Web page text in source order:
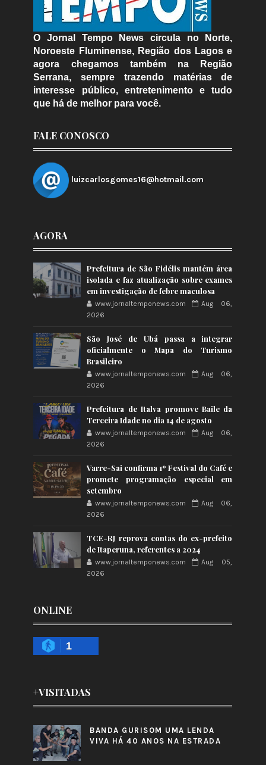
O Jornal Tempo News circula no Norte,
Noroeste Fluminense, Região dos Lagos e
agora chegamos também na Região
Serrana, sempre trazendo matérias de
interesse público, entretenimento e tudo
que há de melhor para você.
FALE CONOSCO
luizcarlosgomes16@hotmail.com
AGORA
Prefeitura de São Fidélis mantém área
isolada e faz atualização sobre exames
em investigação de febre maculosa
www.jornaltemponews.com
Aug 06,
2026
São José de Ubá passa a integrar
oficialmente o Mapa do Turismo
Brasileiro
www.jornaltemponews.com
Aug 06,
2026
Prefeitura de Italva promove Baile da
Terceira Idade no dia 14 de agosto
www.jornaltemponews.com
Aug 06,
2026
Varre-Sai confirma 1º Festival do Café e
promete programação especial em
setembro
www.jornaltemponews.com
Aug 06,
2026
TCE-RJ reprova contas do ex-prefeito
de Itaperuna, referentes a 2024
www.jornaltemponews.com
Aug 05,
2026
ONLINE
1
+VISITADAS
BANDA GURISOM UMA LENDA
VIVA HÁ 40 ANOS NA ESTRADA